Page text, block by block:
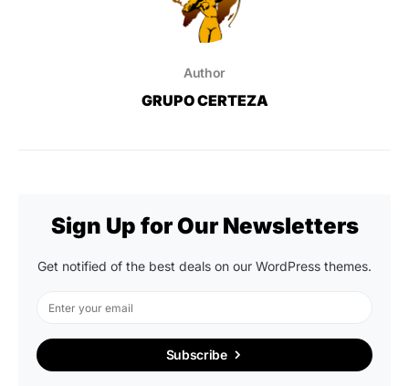
Author
GRUPO CERTEZA
Sign Up for Our Newsletters
Get notified of the best deals on our WordPress themes.
Subscribe